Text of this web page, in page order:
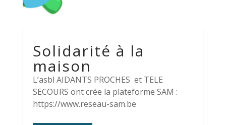
Solidarité à la
maison
L’asbl AIDANTS PROCHES et TELE
SECOURS ont crée la plateforme SAM :
https://www.reseau-sam.be